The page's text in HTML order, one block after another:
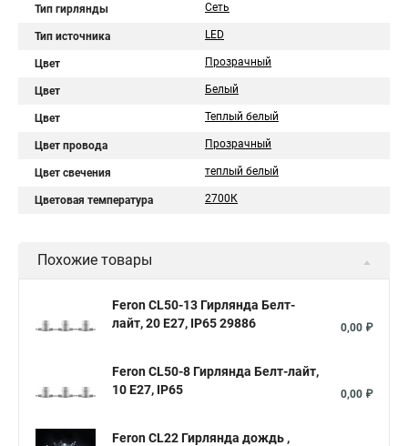
Тип гирлянды Сеть
Тип источника LED
Цвет Прозрачный
Цвет Белый
Цвет Теплый белый
Цвет провода Прозрачный
Цвет свечения теплый белый
Цветовая температура 2700К
Похожие товары
Feron CL50-13 Гирлянда Белт-
лайт, 20 E27, IP65 29886
0,00 ₽
Feron CL50-8 Гирлянда Белт-лайт,
10 E27, IP65
0,00 ₽
Feron CL22 Гирлянда дождь ,